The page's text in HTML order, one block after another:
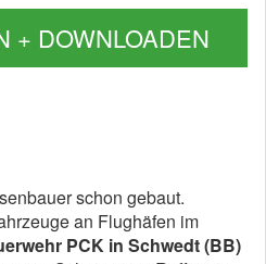
+ DOWNLOADEN
schon gebaut.
an Flughäfen im
PCK in Schwedt (BB)